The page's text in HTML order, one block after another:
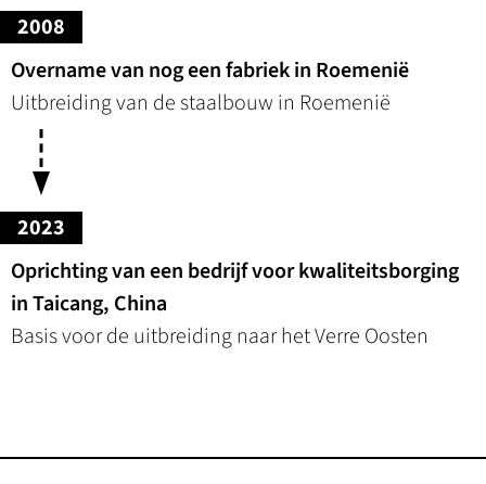
2008
Overname van nog een fabriek in Roemenië
Uitbreiding van de staalbouw in Roemenië
2023
Oprichting van een bedrijf voor kwaliteitsborging
in Taicang, China
Basis voor de uitbreiding naar het Verre Oosten